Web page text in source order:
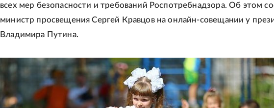
всех мер безопасности и требований Роспотребнадзора. Об этом
министр просвещения Сергей Кравцов на онлайн-совещании у
Владимира Путина.